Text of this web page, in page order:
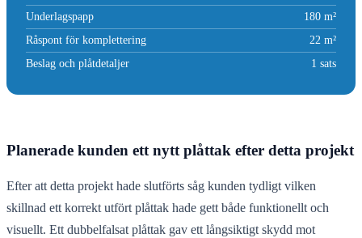
Underlagspapp
180 m²
Råspont för komplettering
22 m²
Beslag och plåtdetaljer
1 sats
Planerade kunden ett nytt plåttak efter detta projekt
Efter att detta projekt hade slutförts såg kunden tydligt vilken
skillnad ett korrekt utfört plåttak hade gett både funktionellt och
visuellt. Ett dubbelfalsat plåttak gav ett långsiktigt skydd mot